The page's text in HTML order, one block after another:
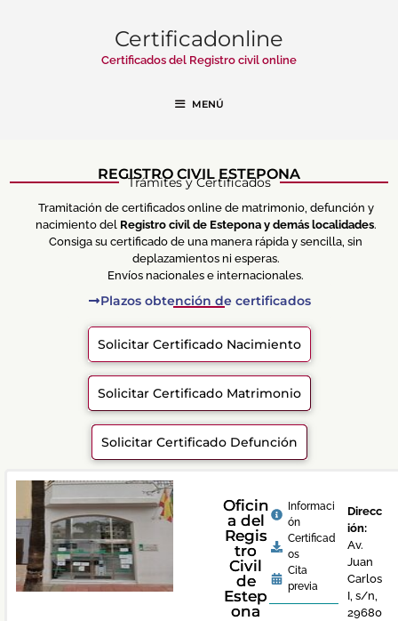
Certificadonline
Certificados del Registro civil online
MENÚ
REGISTRO CIVIL ESTEPONA
Trámites y Certificados
Tramitación de certificados online de matrimonio, defunción y
nacimiento del Registro civil de Estepona y demás localidades.
Consiga su certificado de una manera rápida y sencilla, sin
deplazamientos ni esperas.
Envíos nacionales e internacionales.
Plazos obtención de certificados
Solicitar Certificado Nacimiento
Solicitar Certificado Matrimonio
Solicitar Certificado Defunción
Oficin
a del
Regis
tro
Civil
de
Estep
ona
Informaci
ón
Certificad
os
Cita
previa
Direcc
ión:
Av.
Juan
Carlos
I, s/n,
29680